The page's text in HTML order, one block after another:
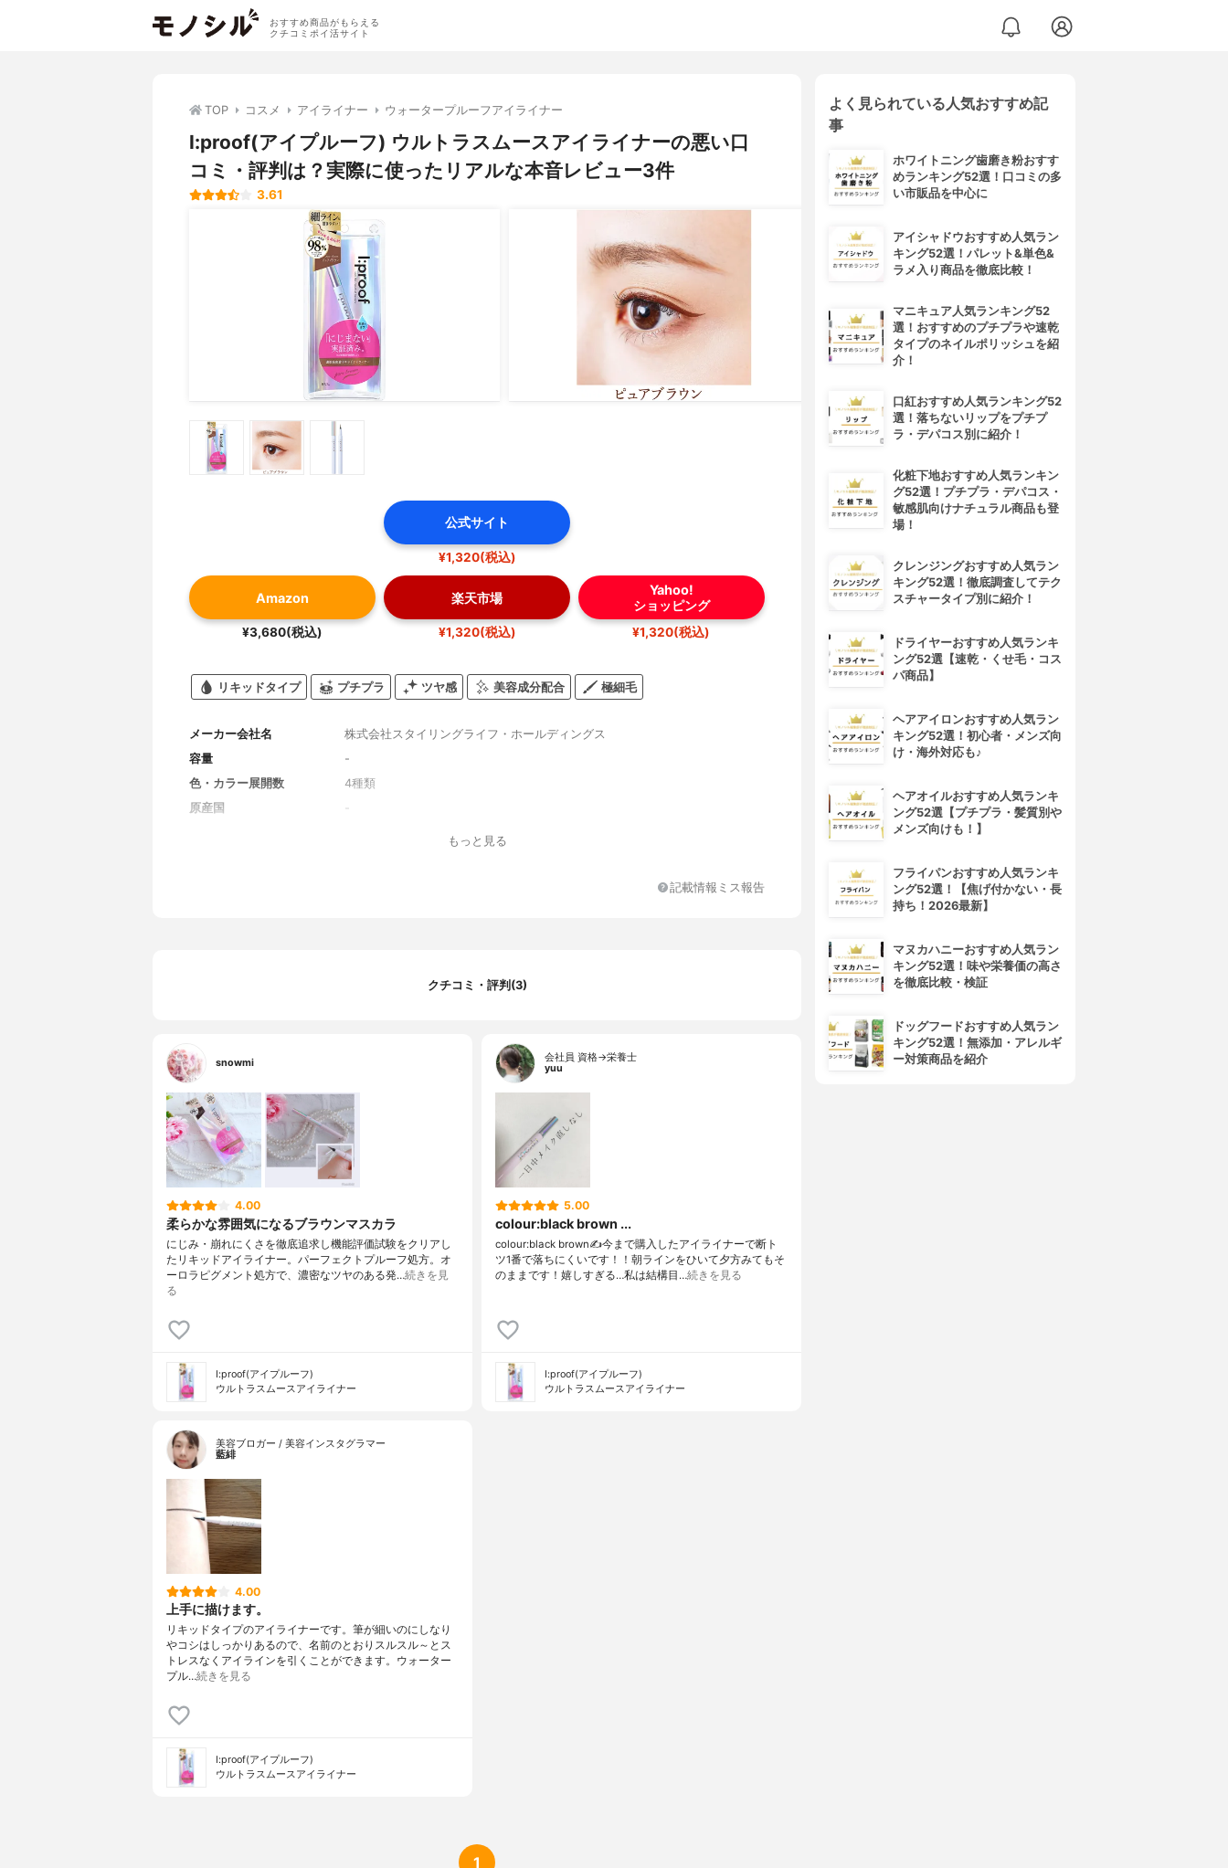
おすすめ商品がもらえる
クチコミポイ活サイト
TOP コスメ アイライナー ウォータープルーフアイライナー
I:proof(アイプルーフ) ウルトラスムースアイライナーの悪い口
コミ・評判は？実際に使ったリアルな本音レビュー3件
3.61
公式サイト
¥1,320(税込)
Amazon
¥3,680(税込)
楽天市場
¥1,320(税込)
Yahoo!
ショッピング
¥1,320(税込)
リキッドタイプ プチプラ ツヤ感 美容成分配合 極細毛
メーカー会社名
株式会社スタイリングライフ・ホールディングス
容量
-
色・カラー展開数
4種類
原産国
もっと見る
記載情報ミス報告
クチコミ・評判(3)
snowmi
4.00
柔らかな雰囲気になるブラウンマスカラ
にじみ・崩れにくさを徹底追求し機能評価試験をクリアし
たリキッドアイライナー。パーフェクトプルーフ処方。オ
ーロラピグメント処方で、濃密なツヤのある発…続きを見
る
I:proof(アイプルーフ)
ウルトラスムースアイライナー
会社員 資格→栄養士
yuu
5.00
colour:black brown ...
colour:black brown✍️今まで購入したアイライナーで断ト
ツ1番で落ちにくいです！！朝ラインをひいて夕方みてもそ
のままです！嬉しすぎる…私は結構目…続きを見る
I:proof(アイプルーフ)
ウルトラスムースアイライナー
美容ブロガー / 美容インスタグラマー
藍緋
4.00
上手に描けます。
リキッドタイプのアイライナーです。筆が細いのにしなり
やコシはしっかりあるので、名前のとおりスルスル～とス
トレスなくアイラインを引くことができます。ウォーター
プル…続きを見る
I:proof(アイプルーフ)
ウルトラスムースアイライナー
1
よく見られている人気おすすめ記
事
ホワイトニング歯磨き粉おすす
めランキング52選！口コミの多
い市販品を中心に
アイシャドウおすすめ人気ラン
キング52選！パレット&単色&
ラメ入り商品を徹底比較！
マニキュア人気ランキング52
選！おすすめのプチプラや速乾
タイプのネイルポリッシュを紹
介！
口紅おすすめ人気ランキング52
選！落ちないリップをプチプ
ラ・デパコス別に紹介！
化粧下地おすすめ人気ランキン
グ52選！プチプラ・デパコス・
敏感肌向けナチュラル商品も登
場！
クレンジングおすすめ人気ラン
キング52選！徹底調査してテク
スチャータイプ別に紹介！
ドライヤーおすすめ人気ランキ
ング52選【速乾・くせ毛・コス
パ商品】
ヘアアイロンおすすめ人気ラン
キング52選！初心者・メンズ向
け・海外対応も♪
ヘアオイルおすすめ人気ランキ
ング52選【プチプラ・髪質別や
メンズ向けも！】
フライパンおすすめ人気ランキ
ング52選！【焦げ付かない・長
持ち！2026最新】
マヌカハニーおすすめ人気ラン
キング52選！味や栄養価の高さ
を徹底比較・検証
ドッグフードおすすめ人気ラン
キング52選！無添加・アレルギ
ー対策商品を紹介